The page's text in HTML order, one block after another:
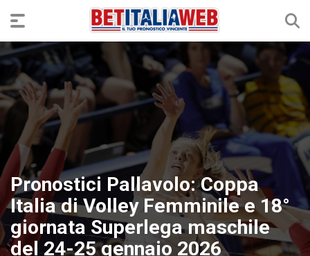
Pronostici Pallavolo: Coppa
Italia di Volley Femminile e 18°
giornata Superlega maschile
del 24-25 gennaio 2026